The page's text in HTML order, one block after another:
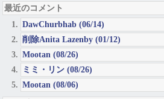
最近のコメント
DawChurbhab (06/14)
削除Anita Lazenby (01/12)
Mootan (08/26)
ミミ・リン (08/26)
Mootan (08/06)